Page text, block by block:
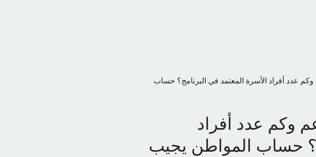
عدد أفراد الأسرة المعتمد في البرنامج؟ حساب
وكم عدد أفراد
حساب المواطن يجيب